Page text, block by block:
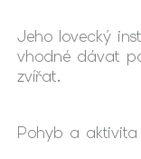
Jeho lovecký
vhodné dávat
zvířat.
Pohyb a aktivita